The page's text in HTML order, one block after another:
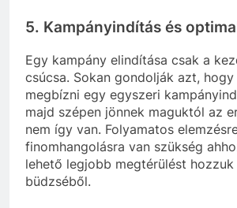
5. Kampányindítás és
Egy kampány elindítása csak a
csúcsa. Sokan gondolják azt,
megbízni egy egyszeri
majd szépen jönnek maguktól az
nem így van. Folyamatos
finomhangolásra van szükség
lehető legjobb megtérülést
büdzséből.